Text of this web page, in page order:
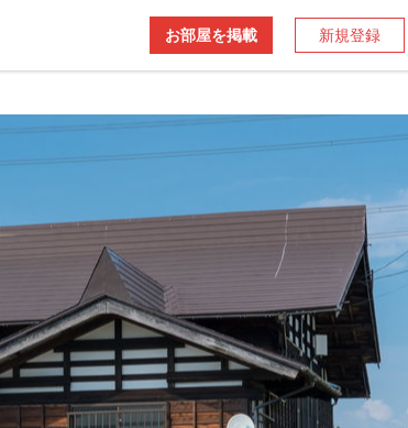
お部屋を掲載 新規登録